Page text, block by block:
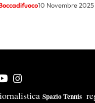
10 Novembre 2025
Spazio Tennis